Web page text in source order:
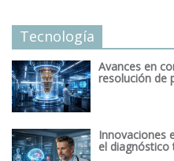
Tecnología
Avances en
resolución de
Innovaciones
el diagnóstico